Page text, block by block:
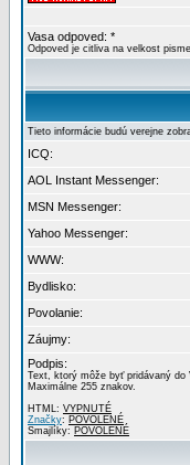
Vasa odpoved: *
Odpoved je citliva na velkost
Tieto informácie budú verejne
ICQ:
AOL Instant Messenger:
MSN Messenger:
Yahoo Messenger:
WWW:
Bydlisko:
Povolanie:
Záujmy:
Podpis:
Text, ktorý môže byť pridávaný do
Maximálne 255 znakov.
HTML: VYPNUTÉ
Značky: POVOLENÉ
Smajlíky: POVOLENÉ